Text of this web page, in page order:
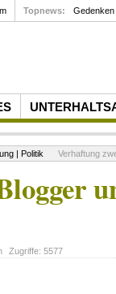
Topnews: Gedenken
| Politik Verhaftung
Zugriffe: 5577